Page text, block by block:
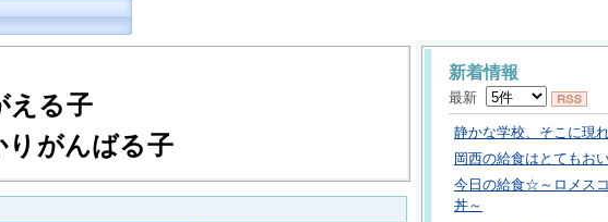
える子
りがんばる子
新着情報
最新
静かな学校、そこに現
岡西の給食はとてもお
今日の給食☆～ロメス
丼～